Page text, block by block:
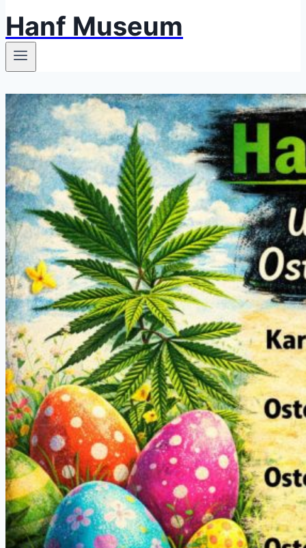
Hanf Museum